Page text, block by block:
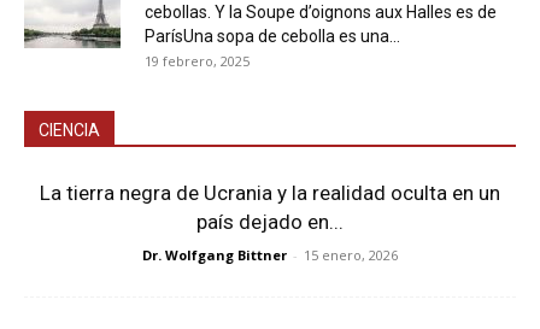
cebollas. Y la Soupe d’oignons aux Halles es de
ParísUna sopa de cebolla es una...
19 febrero, 2025
CIENCIA
La tierra negra de Ucrania y la realidad oculta en un
país dejado en...
Dr. Wolfgang Bittner - 15 enero, 2026